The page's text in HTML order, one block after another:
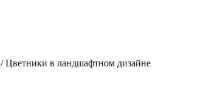
/ Цветники в ландшафтном дизайне